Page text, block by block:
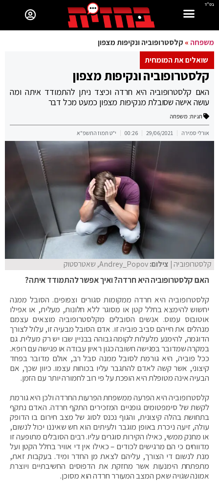
בס"ד
משפחה » קלסטרופוביה ונקיפות מצפון
שואלים את המומחית
קלסטרופוביה ונקיפות מצפון
האם קלסטרופוביה היא חרדה וכיצד ניתן להתמודד איתה ומה
עושה אישה שסובלת מנקיפות מצפון כמעט מכל דבר
תגיות: משפחה
אורלי סמירה 29/06/2021
00:26 י"ט תמוז התשפ"א
קלסטרופוביה| צילום:Andrey_Popov, שאטרסטוק
האם קלסטרופוביה היא חרדה? ואיך אפשר להתמודד איתה?
קלסטרופוביה היא חרדה ממקומות סגורים וצפופים. הסובל ממנה
יחשוש להימצא בחלל קטן או מסוגר ללא חלונות, מעלית, או אפילו
אוטובוס עמוס. אנשים הסובלים מקלסטרופוביה מוצאים עצמם
מנהלים את חייהם סביב פוביה זו. אדם הסובל מבעיה זו, עלול לצורך
הדוגמה, להימנע מלעלות לקומה גבוהה בבניין שבו יש רק מעלית. גם
במקרה שמדובר בפגישה חשובה כגון ראיון עבודה או פגישה עם רופא.
ככל פוביה, היא גורמת לסובל ממנה סבל רב, אולם מדובר בפחד
קיצוני, אשר קשה לאדם להתגבר עליו בכוחות עצמו. כיוון שכך, אם
הבעיה אינה מטופלת היא הופכת על פי רוב לחמורה יותר עם הזמן.
קלסטרופוביה היא הפרעה ממשפחת הפרעות החרדה ולכן היא גורמת
לקשת של סימפטומים גופניים המזכירים התקף חרדה. האדם נתקף
בתחושת בהלה קיצונית, והגוף נכנס לסוג של מצב חירום בו הדופק
עולה, זיעה ניכרת באופן מוגבר ולעיתים הוא חש שאיננו יכול לנשום,
או מחנק ממשי, כאילו הקירות סוגרים עליו. רבים הסובלים מתופעה זו
מדווחים כי הם מרגישים לכודים – כאילו אין די אוויר בחלל הקטן ועל
מנת לנשום די הצורך, עליהם לצאת מן החדר ומיד. בעקבות זאת,
מתפתחת הימנעות אשר מחזקת את הדפוסים החשיבתיים ויוצרת
אמונה שגויה שאכן המצב המעורר חרדה הוא מסוכן.